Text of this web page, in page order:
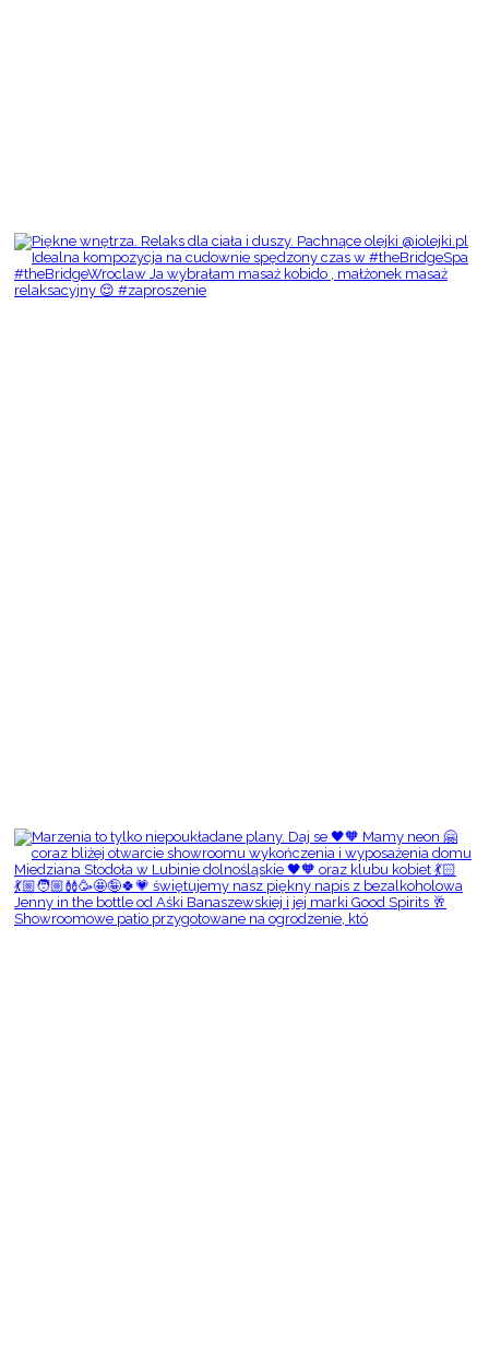
Showroomowe patio przygotowane na ogrodzenie, któ